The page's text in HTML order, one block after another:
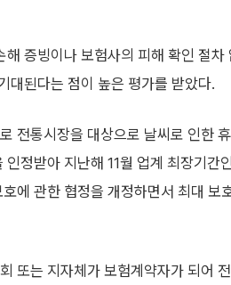
증빙이나 보험사의 피해 확인 절
대된다는 점이 높은 평가를 받았다.
전통시장을 대상으로 날씨로 인한
정받아 지난해 11월 업계 최장기간
에 관한 협정을 개정하면서 최대 보
또는 지자체가 보험계약자가 되어